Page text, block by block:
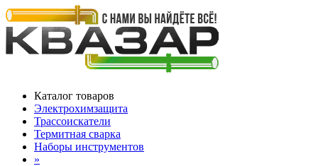
Каталог товаров
Электрохимзащита
Трассоискатели
Термитная сварка
Наборы инструментов
»